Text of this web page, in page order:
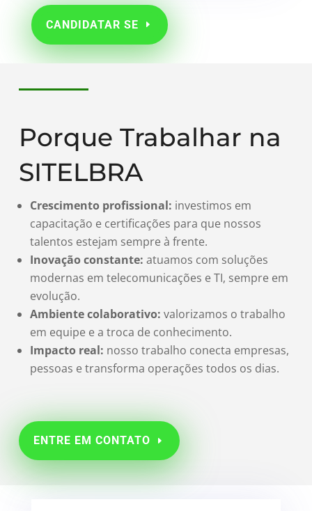
CANDIDATAR SE
Porque Trabalhar na
SITELBRA
Crescimento profissional: investimos em
capacitação e certificações para que nossos
talentos estejam sempre à frente.
Inovação constante: atuamos com soluções
modernas em telecomunicações e TI, sempre em
evolução.
Ambiente colaborativo: valorizamos o trabalho
em equipe e a troca de conhecimento.
Impacto real: nosso trabalho conecta empresas,
pessoas e transforma operações todos os dias.
ENTRE EM CONTATO